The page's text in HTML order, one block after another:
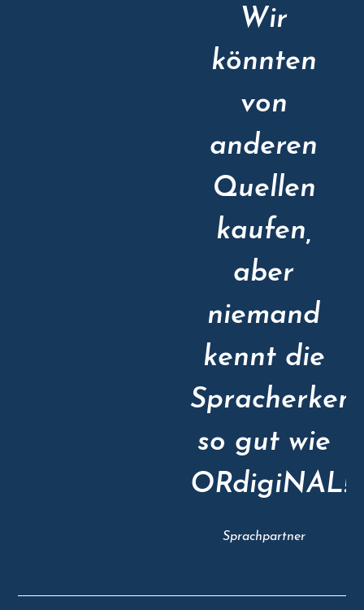
Wir
könnten
von
anderen
Quellen
kaufen,
aber
niemand
kennt die
so gut wie
ORdigiNAL!
Sprachpartner